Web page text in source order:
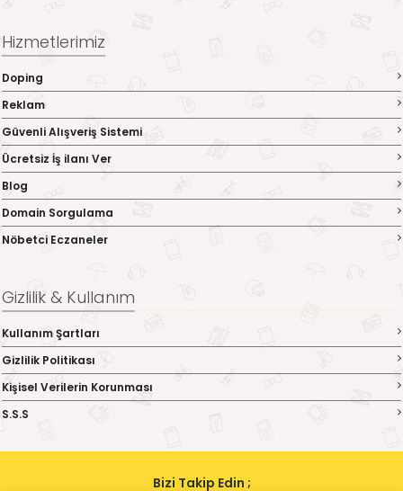
Hizmetlerimiz
Doping
Reklam
Güvenli Alışveriş Sistemi
Ücretsiz İş ilanı Ver
Blog
Domain Sorgulama
Nöbetci Eczaneler
Gizlilik & Kullanım
Kullanım Şartları
Gizlilik Politikası
Kişisel Verilerin Korunması
S.S.S
Bizi Takip Edin ;